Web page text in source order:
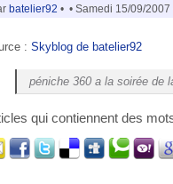
batelier92 • • Samedi 15/09/2007
: Skyblog de batelier92
péniche 360 a la soirée de
qui contiennent des